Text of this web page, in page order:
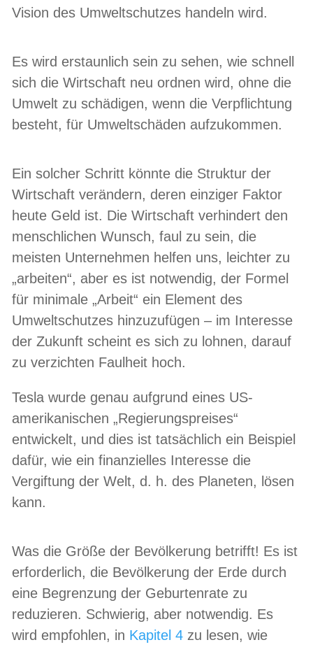
Vision des Umweltschutzes handeln wird.
Es wird erstaunlich sein zu sehen, wie schnell
sich die Wirtschaft neu ordnen wird, ohne die
Umwelt zu schädigen, wenn die Verpflichtung
besteht, für Umweltschäden aufzukommen.
Ein solcher Schritt könnte die Struktur der
Wirtschaft verändern, deren einziger Faktor
heute Geld ist. Die Wirtschaft verhindert den
menschlichen Wunsch, faul zu sein, die
meisten Unternehmen helfen uns, leichter zu
„arbeiten“, aber es ist notwendig, der Formel
für minimale „Arbeit“ ein Element des
Umweltschutzes hinzuzufügen – im Interesse
der Zukunft scheint es sich zu lohnen, darauf
zu verzichten Faulheit hoch.
Tesla wurde genau aufgrund eines US-
amerikanischen „Regierungspreises“
entwickelt, und dies ist tatsächlich ein Beispiel
dafür, wie ein finanzielles Interesse die
Vergiftung der Welt, d. h. des Planeten, lösen
kann.
Was die Größe der Bevölkerung betrifft! Es ist
erforderlich, die Bevölkerung der Erde durch
eine Begrenzung der Geburtenrate zu
reduzieren. Schwierig, aber notwendig. Es
wird empfohlen, in Kapitel 4 zu lesen, wie